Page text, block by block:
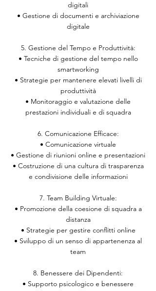
digitali
• Gestione di documenti e archiviazione
digitale
5. Gestione del Tempo e Produttività:
• Tecniche di gestione del tempo nello
smartworking
• Strategie per mantenere elevati livelli di
produttività
• Monitoraggio e valutazione delle
prestazioni individuali e di squadra
6. Comunicazione Efficace:
• Comunicazione virtuale
• Gestione di riunioni online e presentazioni
• Costruzione di una cultura di trasparenza
e condivisione delle informazioni
7. Team Building Virtuale:
• Promozione della coesione di squadra a
distanza
• Strategie per gestire conflitti online
• Sviluppo di un senso di appartenenza al
team
8. Benessere dei Dipendenti:
• Supporto psicologico e benessere